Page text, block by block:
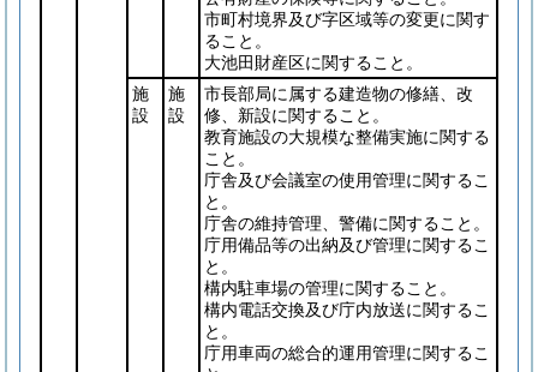
市町村境界及び字区域等の変更に関す
ること。
大池田財産区に関すること。
施
設
施
設
市長部局に属する建造物の修繕、改
修、新設に関すること。
教育施設の大規模な整備実施に関する
こと。
庁舎及び会議室の使用管理に関するこ
と。
庁舎の維持管理、警備に関すること。
庁用備品等の出納及び管理に関するこ
と。
構内駐車場の管理に関すること。
構内電話交換及び庁内放送に関するこ
と。
庁用車両の総合的運用管理に関するこ